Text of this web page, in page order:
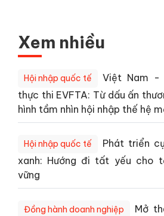
Xem nhiều
Hội nhập quốc tế
Việt Nam -
thực thi EVFTA: Từ dấu ấn
hình tầm nhìn hội nhập thế hệ
Hội nhập quốc tế
Phát triển
xanh: Hướng đi tất yếu cho
vững
Đồng hành doanh nghiệp
Mở